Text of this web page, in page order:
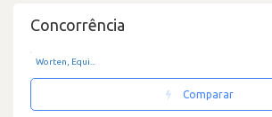
Concorrência
Worten, Equi...
Comparar